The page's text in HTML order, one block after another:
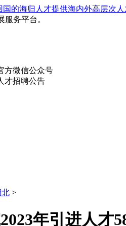
务平台。
方微信公众号
才招聘公告
北 >
年引进人才